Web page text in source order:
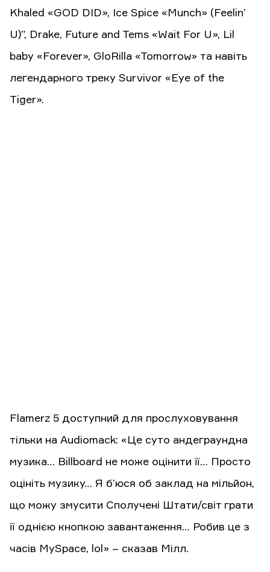
Khaled «GOD DID», Ice Spice «Munch» (Feelin’
U)”, Drake, Future and Tems «Wait For U», Lil
baby «Forever», GloRilla «Tomorrow» та навіть
легендарного треку Survivor «Eye of the
Tiger».
Flamerz 5 доступний для прослуховування
тільки на Audiomack: «Це суто андеграундна
музика… Billboard не може оцінити її… Просто
оцініть музику… Я б’юся об заклад на мільйон,
що можу змусити Сполучені Штати/світ грати
її однією кнопкою завантаження… Робив це з
часів MySpace, lol» – сказав Мілл.